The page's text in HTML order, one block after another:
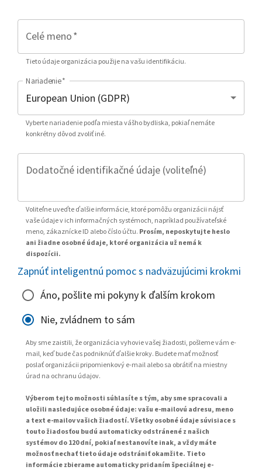
Celé meno*
Tieto údaje organizácia použije na vašu identifikáciu.
Nariadenie*
Vyberte nariadenie podľa miesta vášho bydliska, pokiaľ nemáte
konkrétny dôvod zvoliť iné.
Dodatočné identifikačné údaje (voliteľné)
Voliteľne uveďte ďalšie informácie, ktoré pomôžu organizácii nájsť
vaše údaje v ich informačných systémoch, napríklad používateľské
meno, zákaznícke ID alebo číslo účtu. Prosím, neposkytujte heslo
ani žiadne osobné údaje, ktoré organizácia už nemá k
dispozícii.
Zapnúť inteligentnú pomoc s nadväzujúcimi krokmi
Áno, pošlite mi pokyny k ďalším krokom
Nie, zvládnem to sám
Aby sme zaistili, že organizácia vyhovie vašej žiadosti, pošleme vám e-
mail, keď bude čas podniknúť ďalšie kroky. Budete mať možnosť
poslať organizácii pripomienkový e-mail alebo sa obrátiť na miestny
úrad na ochranu údajov.
Výberom tejto možnosti súhlasíte s tým, aby sme spracovali a
uložili nasledujúce osobné údaje: vašu e-mailovú adresu, meno
a text e-mailov vašich žiadostí. Všetky osobné údaje súvisiace s
touto žiadosťou budú automaticky odstránené z našich
systémov do 120 dní, pokiaľ nestanovíte inak, a vždy máte
možnosť nechať tieto údaje odstrániť okamžite. Tieto
informácie zbierame automaticky pridaním špeciálnej e-